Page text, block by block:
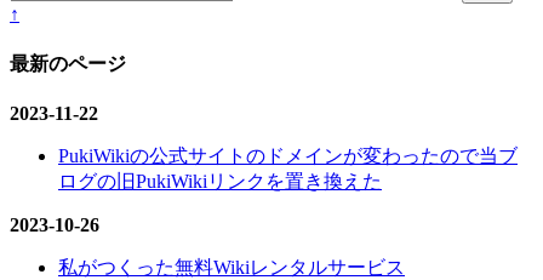
↑
最新のページ
2023-11-22
PukiWikiの公式サイトのドメインが変わったので当ブ
ログの旧PukiWikiリンクを置き換えた
2023-10-26
私がつくった無料Wikiレンタルサービス